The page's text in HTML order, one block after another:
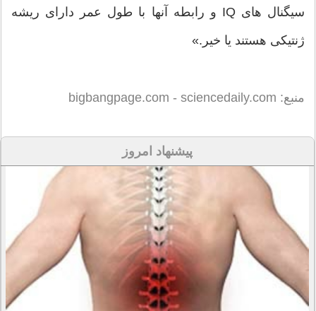
سیگنال های IQ و رابطه آنها با طول عمر دارای ریشه
ژنتیکی هستند یا خیر.»
منبع: bigbangpage.com - sciencedaily.com
پیشنهاد امروز